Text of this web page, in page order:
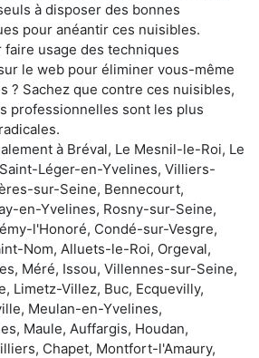
à disposer des bonnes
pour anéantir ces nuisibles.
usage des techniques
le web pour éliminer vous-même
? Sachez que contre ces nuisibles,
professionnelles sont les plus
à Bréval, Le Mesnil-le-Roi, Le
Léger-en-Yvelines, Villiers-
sur-Seine, Bennecourt,
en-Yvelines, Rosny-sur-Seine,
l'Honoré, Condé-sur-Vesgre,
Nom, Alluets-le-Roi, Orgeval,
Méré, Issou, Villennes-sur-Seine,
Limetz-Villez, Buc, Ecquevilly,
Meulan-en-Yvelines,
Maule, Auffargis, Houdan,
Chapet, Montfort-l'Amaury,